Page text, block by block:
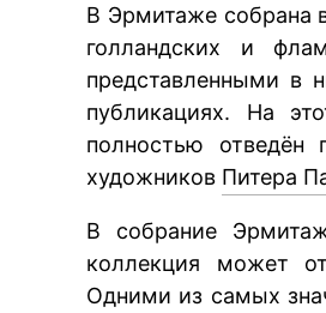
В Эрмитаже собрана
голландских и
представленными в
публикациях. На
полностью
художников Питера
В собрание
коллекция может
Одними из самых